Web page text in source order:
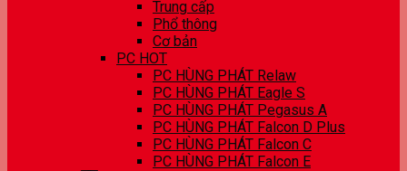
Trung cấp
Phổ thông
Cơ bản
PC HOT
PC HÙNG PHÁT Relaw
PC HÙNG PHÁT Eagle S
PC HÙNG PHÁT Pegasus A
PC HÙNG PHÁT Falcon D Plus
PC HÙNG PHÁT Falcon C
PC HÙNG PHÁT Falcon E